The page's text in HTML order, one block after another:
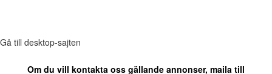
Gå till desktop-sajten
Om du vill kontakta oss gällande annonser, maila till